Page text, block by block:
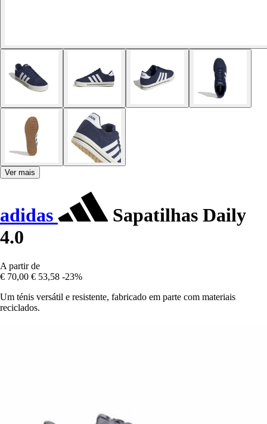
Ver mais
adidas
Sapatilhas Daily
4.0
A partir de
€ 70,00 € 53,58 -23%
Um ténis versátil e resistente, fabricado em parte com materiais
reciclados.